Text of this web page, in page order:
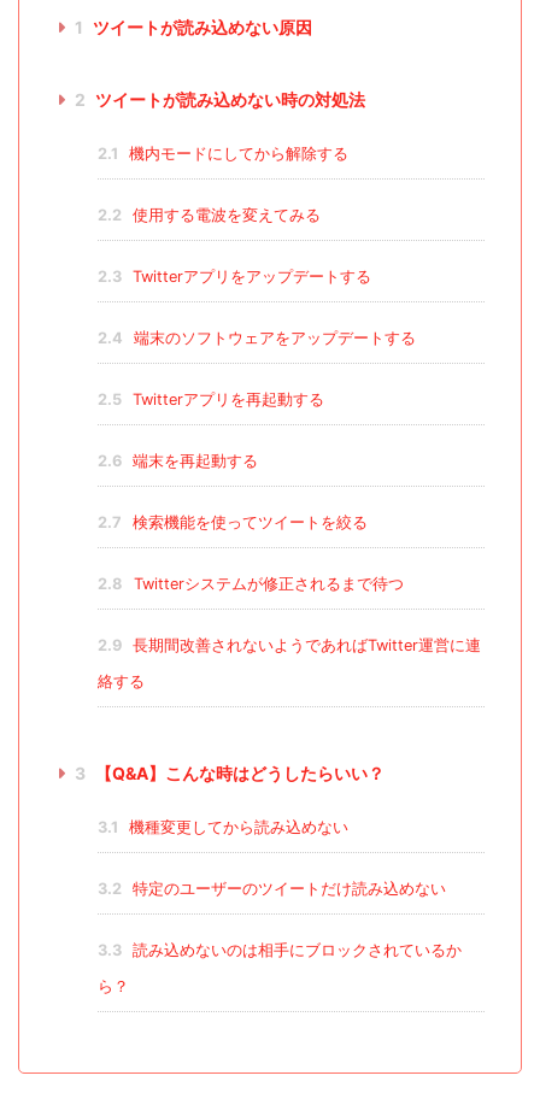
1 ツイートが読み込めない原因
2 ツイートが読み込めない時の対処法
2.1 機内モードにしてから解除する
2.2 使用する電波を変えてみる
2.3 Twitterアプリをアップデートする
2.4 端末のソフトウェアをアップデートする
2.5 Twitterアプリを再起動する
2.6 端末を再起動する
2.7 検索機能を使ってツイートを絞る
2.8 Twitterシステムが修正されるまで待つ
2.9
長期間改善されないようであればTwitter運営に連
絡する
3 【Q&A】こんな時はどうしたらいい？
3.1 機種変更してから読み込めない
3.2 特定のユーザーのツイートだけ読み込めない
3.3
読み込めないのは相手にブロックされているか
ら？